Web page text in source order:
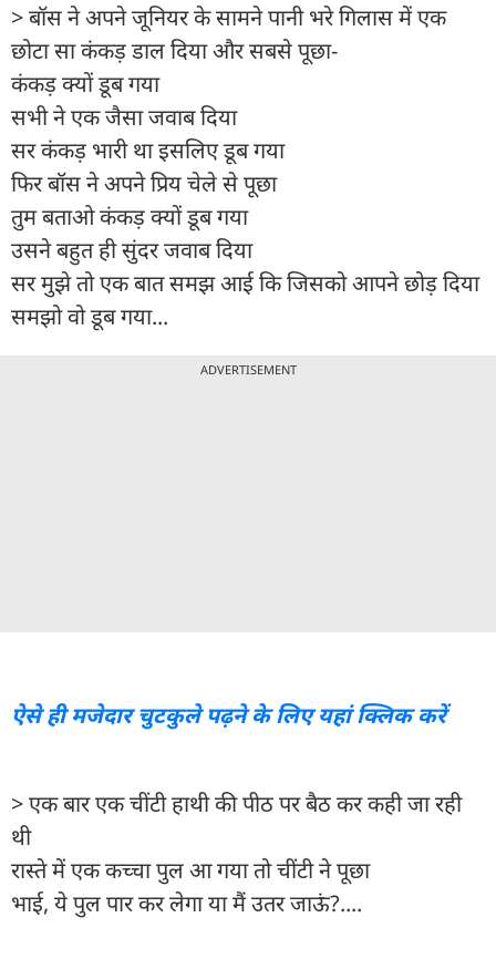
> बॉस ने अपने जूनियर के सामने पानी भरे गिलास में एक
छोटा सा कंकड़ डाल दिया और सबसे पूछा-
कंकड़ क्यों डूब गया
सभी ने एक जैसा जवाब दिया
सर कंकड़ भारी था इसलिए डूब गया
फिर बॉस ने अपने प्रिय चेले से पूछा
तुम बताओ कंकड़ क्यों डूब गया
उसने बहुत ही सुंदर जवाब दिया
सर मुझे तो एक बात समझ आई कि जिसको आपने छोड़ दिया
समझो वो डूब गया...
ADVERTISEMENT
ऐसे ही मजेदार चुटकुले पढ़ने के लिए यहां क्लिक करें
> एक बार एक चींटी हाथी की पीठ पर बैठ कर कही जा रही
थी
रास्ते में एक कच्चा पुल आ गया तो चींटी ने पूछा
भाई, ये पुल पार कर लेगा या मैं उतर जाऊं?....